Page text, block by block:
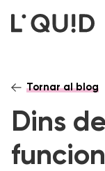
Tornar al blog
Dins